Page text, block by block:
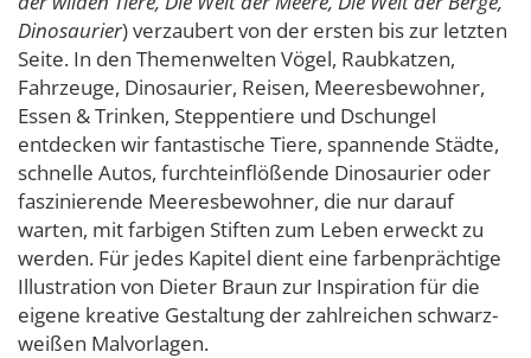
Dinosaurier)verzaubert von der ersten bis zur letzten
Seite. In den Themenwelten Vögel, Raubkatzen,
Fahrzeuge, Dinosaurier, Reisen, Meeresbewohner,
Essen & Trinken, Steppentiere und Dschungel
entdecken wir fantastische Tiere, spannende Städte,
schnelle Autos, furchteinflößende Dinosaurier oder
faszinierende Meeresbewohner, die nur darauf
warten, mit farbigen Stiften zum Leben erweckt zu
werden. Für jedes Kapitel dient eine farbenprächtige
Illustration von Dieter Braun zur Inspiration für die
eigene kreative Gestaltung der zahlreichen schwarz-
weißen Malvorlagen.